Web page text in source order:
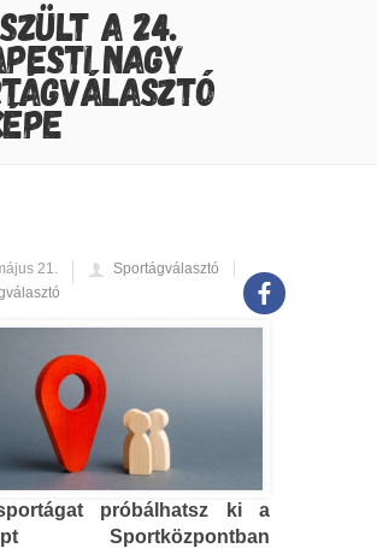
A 24.
NAGY
21.
Sportágválasztó
próbálhatsz ki a
Sportközpontban